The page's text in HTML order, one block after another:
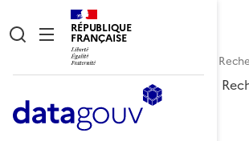
RÉPUBLIQUE
FRANÇAISE